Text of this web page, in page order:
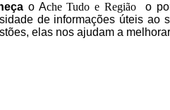
o Ache Tudo e Regiãoo
de informações úteis ao
elas nos ajudam a